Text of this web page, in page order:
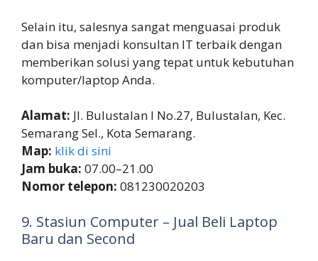
Selain itu, salesnya sangat menguasai produk
dan bisa menjadi konsultan IT terbaik dengan
memberikan solusi yang tepat untuk kebutuhan
komputer/laptop Anda.
Alamat: Jl. Bulustalan I No.27, Bulustalan, Kec.
Semarang Sel., Kota Semarang.
Map: klik di sini
Jam buka: 07.00–21.00
Nomor telepon: 081230020203
9. Stasiun Computer – Jual Beli Laptop
Baru dan Second